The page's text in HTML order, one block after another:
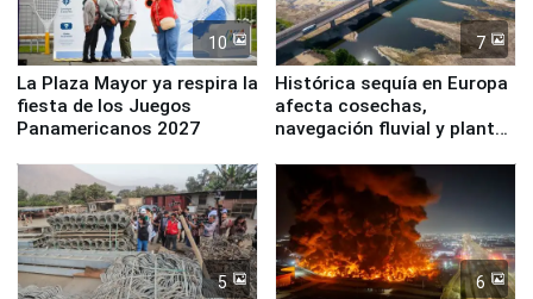
10
La Plaza Mayor ya respira la
fiesta de los Juegos
Panamericanos 2027
7
Histórica sequía en Europa
afecta cosechas,
navegación fluvial y plantas
5 6